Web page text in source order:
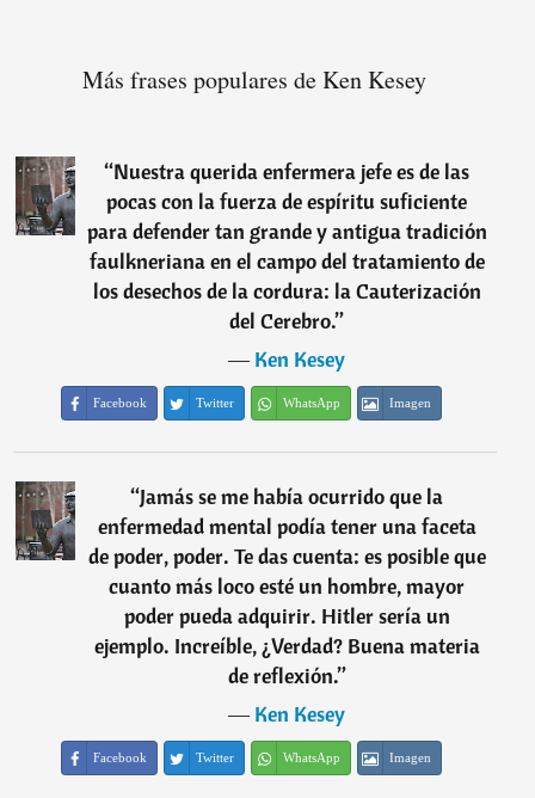
Más frases populares de Ken Kesey
“Nuestra querida enfermera jefe es de las
pocas con la fuerza de espíritu suficiente
para defender tan grande y antigua tradición
faulkneriana en el campo del tratamiento de
los desechos de la cordura: la Cauterización
del Cerebro.”
―Ken Kesey
Facebook Twitter WhatsApp Imagen
“Jamás se me había ocurrido que la
enfermedad mental podía tener una faceta
de poder, poder. Te das cuenta: es posible que
cuanto más loco esté un hombre, mayor
poder pueda adquirir. Hitler sería un
ejemplo. Increíble, ¿Verdad? Buena materia
de reflexión.”
―Ken Kesey
Facebook Twitter WhatsApp Imagen